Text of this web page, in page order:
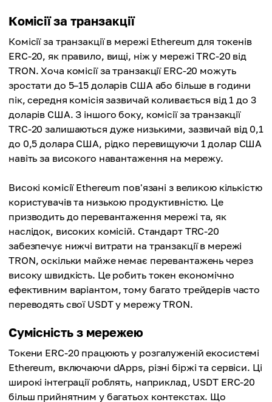
Комісії за транзакції
Комісії за транзакції в мережі Ethereum для токенів
ERC-20, як правило, вищі, ніж у мережі TRC-20 від
TRON. Хоча комісії за транзакції ERC-20 можуть
зростати до 5–15 доларів США або більше в години
пік, середня комісія зазвичай коливається від 1 до 3
доларів США. З іншого боку, комісії за транзакції
TRC-20 залишаються дуже низькими, зазвичай від 0,1
до 0,5 долара США, рідко перевищуючи 1 долар США
навіть за високого навантаження на мережу.
Високі комісії Ethereum пов'язані з великою кількістю
користувачів та низькою продуктивністю. Це
призводить до перевантаження мережі та, як
наслідок, високих комісій. Стандарт TRC-20
забезпечує нижчі витрати на транзакції в мережі
TRON, оскільки майже немає перевантажень через
високу швидкість. Це робить токен економічно
ефективним варіантом, тому багато трейдерів часто
переводять свої USDT у мережу TRON.
Сумісність з мережею
Токени ERC-20 працюють у розгалуженій екосистемі
Ethereum, включаючи dApps, різні біржі та сервіси. Ці
широкі інтеграції роблять, наприклад, USDT ERC-20
більш прийнятним у багатьох контекстах. Що